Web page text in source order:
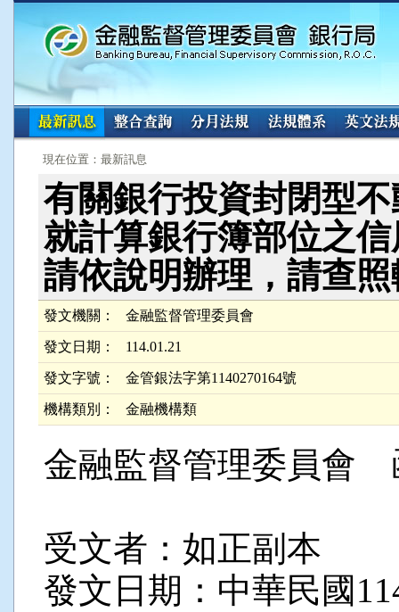
:::
現在位置：最新訊息
有關銀行投資封閉型
就計算銀行簿部位之
請依說明辦理，請查
發文機關： 金融監督管理委員會
發文日期： 114.01.21
發文字號： 金管銀法字第1140270164號
機構類別： 金融機構類
金融監督管理委員會
受文者：如正副本
發文日期：中華民國